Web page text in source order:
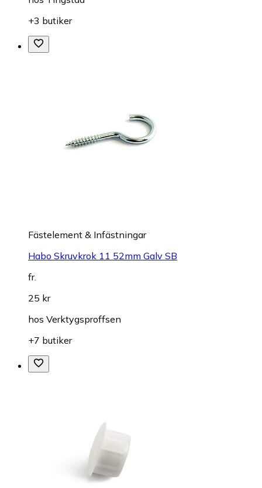
+3 butiker
Fästelement & Infästningar
Habo Skruvkrok 11 52mm Galv SB
fr.
25 kr
hos Verktygsproffsen
+7 butiker